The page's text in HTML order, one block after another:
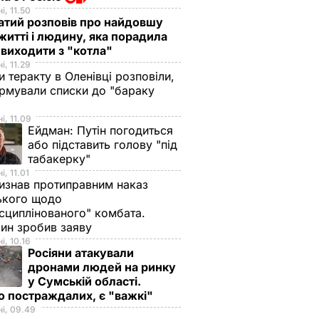
в
у
11.50
розповів про найдовшу
і людину, яка порадила
з "котла"
11.29
теракту в Оленівці розповіли,
списки до "бараку
11.09
Ейдман: Путін погодиться
або підставить голову "під
табакерку"
11.01
протиправним наказ
щодо
комбата.
зробив заяву
10.16
Росіяни атакували
дронами людей на ринку
у Сумській області.
постраждалих, є "важкі"
09.49